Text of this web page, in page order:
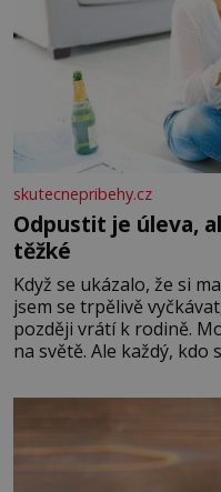
skutecnepribehy.cz
Odpustit je úleva,
těžké
Když se ukázalo, že si
jsem se trpělivě
později vrátí k rodině.
na světě. Ale každý, kdo
Když se ke mně